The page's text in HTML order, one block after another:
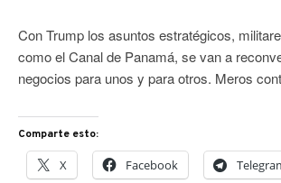
Con Trump los asuntos estratégicos,
como el Canal de Panamá, se van a
negocios para unos y para otros. Meros
Comparte esto:
X Facebook